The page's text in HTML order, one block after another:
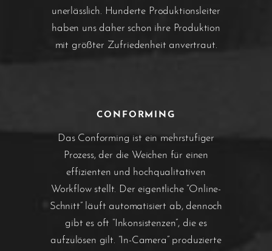
unerlässlich. Hunderte Produktionsleiter
haben uns daher schon ihre Produktion
mit größter Zufriedenheit anvertraut.
CONFORMING
Das Conforming ist ein mehrstufiger
Prozess, der die Weichen für einen
effizienten und hochqualitativen
Workflow stellt. Der eigentliche “Online-
Schnitt” läuft automatisiert ab, dennoch
gibt es oft “Inkonsistenzen”, die es
aufzulösen gilt. “In-Camera” produzierte